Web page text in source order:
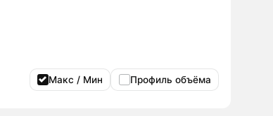
Макс / Мин Профиль объёма